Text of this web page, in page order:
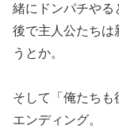
緒にドンパチやる
後で主人公たちは
うとか。
そして「俺たち
エンディング。